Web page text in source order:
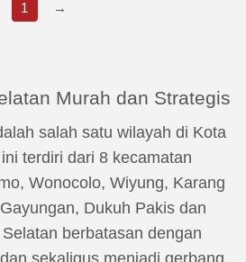
1 →
Murah dan Strategis
salah satu wilayah di Kota
terdiri dari 8 kecamatan
Wonocolo, Wiyung, Karang
Dukuh Pakis dan
berbatasan dengan
sekaligus menjadi gerbang